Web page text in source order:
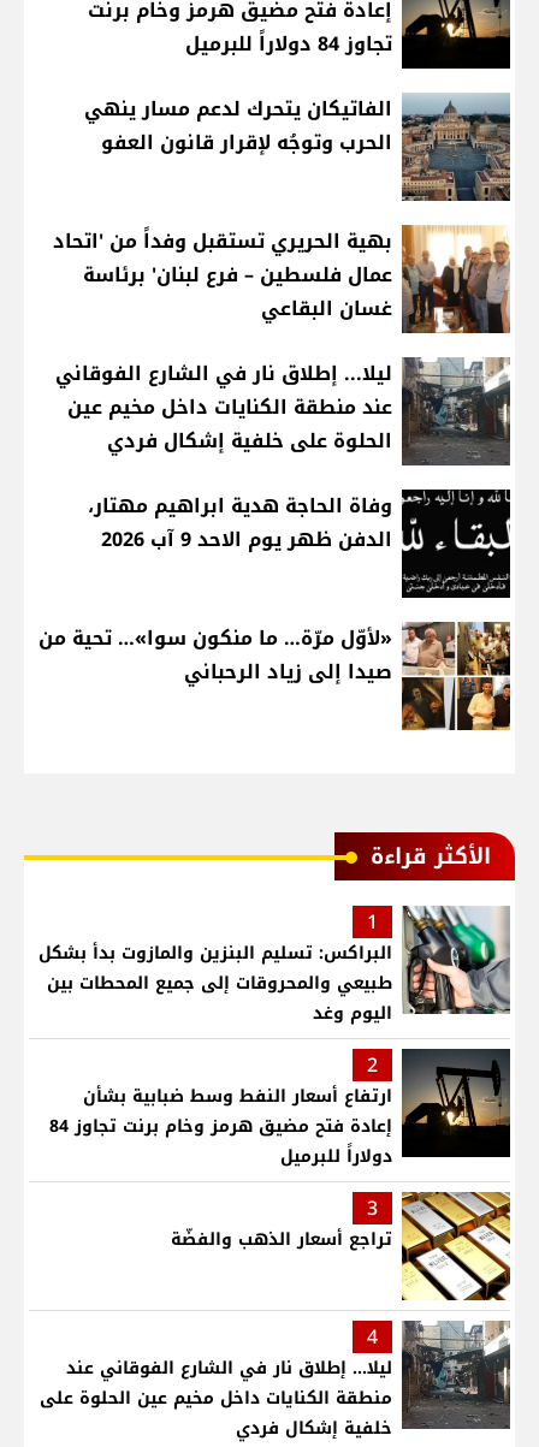
إعادة فتح مضيق هرمز وخام برنت
تجاوز 84 دولاراً للبرميل
الفاتيكان يتحرك لدعم مسار ينهي
الحرب وتوجُه لإقرار قانون العفو
بهية الحريري تستقبل وفداً من 'اتحاد
عمال فلسطين – فرع لبنان' برئاسة
غسان البقاعي
ليلا... إطلاق نار في الشارع الفوقاني
عند منطقة الكنايات داخل مخيم عين
الحلوة على خلفية إشكال فردي
وفاة الحاجة هدية ابراهيم مهتار،
الدفن ظهر يوم الاحد 9 آب 2026
«لأوّل مرّة… ما منكون سوا»… تحية من
صيدا إلى زياد الرحباني
الأكثر قراءة
1
البراكس: تسليم البنزين والمازوت بدأ بشكل
طبيعي والمحروقات إلى جميع المحطات بين
اليوم وغد
2
ارتفاع أسعار النفط وسط ضبابية بشأن
إعادة فتح مضيق هرمز وخام برنت تجاوز 84
دولاراً للبرميل
3
تراجع أسعار الذهب والفضّة
4
ليلا... إطلاق نار في الشارع الفوقاني عند
منطقة الكنايات داخل مخيم عين الحلوة على
خلفية إشكال فردي